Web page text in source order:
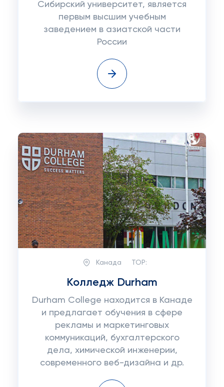
Сибирский университет, является
первым высшим учебным
заведением в азиатской части
России
Канада TOP:
Колледж Durham
Durham College находится в Канаде
и предлагает обучения в сфере
рекламы и маркетинговых
коммуникаций, бухгалтерского
дела, химической инженерии,
современного веб-дизайна и др.